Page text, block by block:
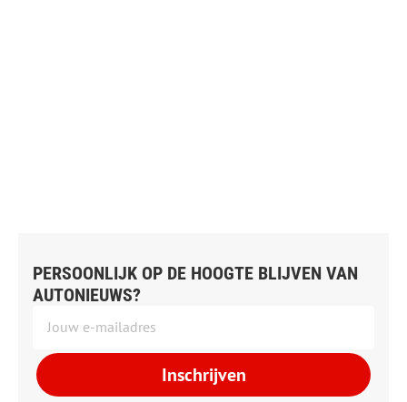
PERSOONLIJK OP DE HOOGTE BLIJVEN VAN
AUTONIEUWS?
Inschrijven